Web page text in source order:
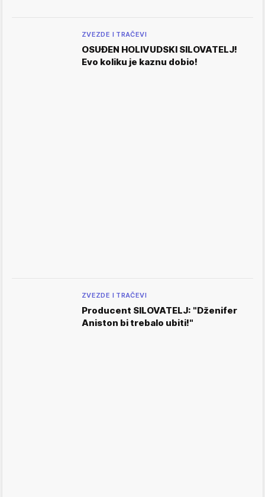
ZVEZDE I TRAČEVI
OSUĐEN HOLIVUDSKI SILOVATELJ!
Evo koliku je kaznu dobio!
ZVEZDE I TRAČEVI
Producent SILOVATELJ: "Dženifer
Aniston bi trebalo ubiti!"